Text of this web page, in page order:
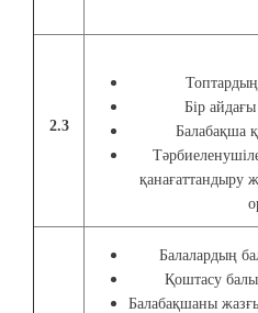
2.3
Бір
Балабақша
қанағаттандыру
Балалардың
Қоштасу
Балабақшаны